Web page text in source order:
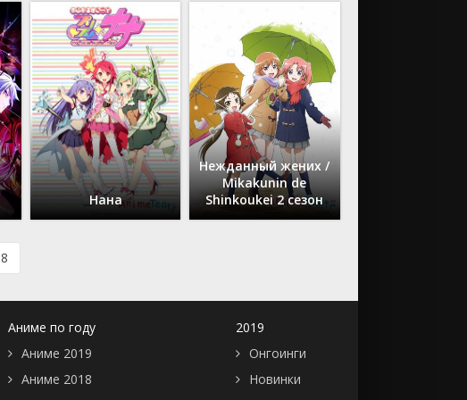
Нана
Нежданный жених /
Mikakunin de
Shinkoukei 2 сезон
8
Аниме по году
Аниме 2019
Аниме 2018
2019
Онгоинги
Новинки